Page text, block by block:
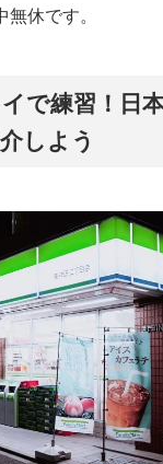
休です。
で練習！日
しよう